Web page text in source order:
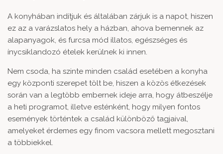
A konyhában indítjuk és általában zárjuk is a napot, hiszen
ez az a varázslatos hely a házban, ahova bemennek az
alapanyagok, és furcsa mód illatos, egészséges és
ínycsiklandozó ételek kerülnek ki innen.
Nem csoda, ha szinte minden család esetében a konyha
egy központi szerepet tölt be, hiszen a közös étkezések
során van a legtöbb embernek ideje arra, hogy átbeszélje
a heti programot, illetve esténként, hogy milyen fontos
események történtek a család különböző tagjaival,
amelyeket érdemes egy finom vacsora mellett megosztani
a többiekkel.